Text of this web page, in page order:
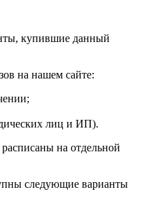
купившие данный
на нашем сайте:
лиц и ИП).
на отдельной
следующие варианты